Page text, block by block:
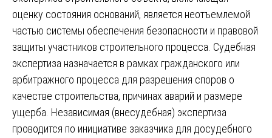
оценку состояния оснований, является неотъемлемой
частью системы обеспечения безопасности и правовой
защиты участников строительного процесса. Судебная
экспертиза назначается в рамках гражданского или
арбитражного процесса для разрешения споров о
качестве строительства, причинах аварий и размере
ущерба. Независимая (внесудебная) экспертиза
проводится по инициативе заказчика для досудебного